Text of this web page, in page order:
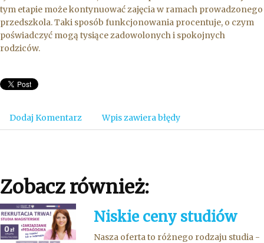
tym etapie może kontynuować zajęcia w ramach prowadzonego
przedszkola. Taki sposób funkcjonowania procentuje, o czym
poświadczyć mogą tysiące zadowolonych i spokojnych
rodziców.
Dodaj Komentarz Wpis zawiera błędy
Zobacz również:
Niskie ceny studiów
Nasza oferta to różnego rodzaju studia -